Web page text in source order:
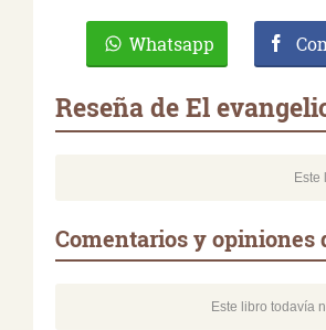
Whatsapp
Reseña de El
Este
Comentarios y opiniones
Este libro todavía